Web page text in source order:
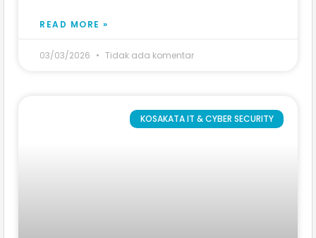
READ MORE »
03/03/2026 Tidak ada komentar
KOSAKATA IT & CYBER SECURITY